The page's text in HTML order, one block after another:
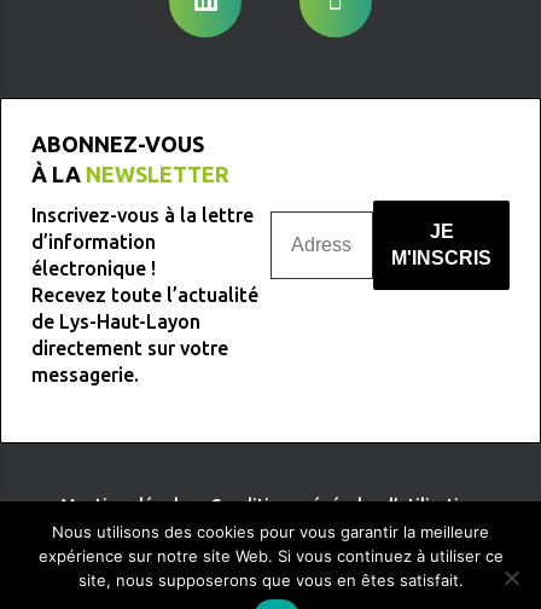
ABONNEZ-VOUS
À LA NEWSLETTER
Inscrivez-vous à la lettre
d’information
électronique !
Recevez toute l’actualité
de Lys-Haut-Layon
directement sur votre
messagerie.
Mentions légales-Conditions générales d’utilisation
Conception : TERRE DE PIXELS
Nous utilisons des cookies pour vous garantir la meilleure
expérience sur notre site Web. Si vous continuez à utiliser ce
site, nous supposerons que vous en êtes satisfait.